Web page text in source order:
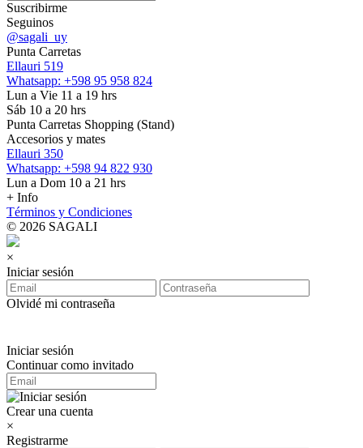
Suscribirme
Seguinos
@sagali_uy
Punta Carretas
Ellauri 519
Whatsapp: +598 95 958 824
Lun a Vie 11 a 19 hrs
Sáb 10 a 20 hrs
Punta Carretas Shopping (Stand)
Accesorios y mates
Ellauri 350
Whatsapp: +598 94 822 930
Lun a Dom 10 a 21 hrs
+ Info
Términos y Condiciones
© 2026 SAGALI
×
Iniciar sesión
Olvidé mi contraseña
Iniciar sesión
Continuar como invitado
Crear una cuenta
×
Registrarme